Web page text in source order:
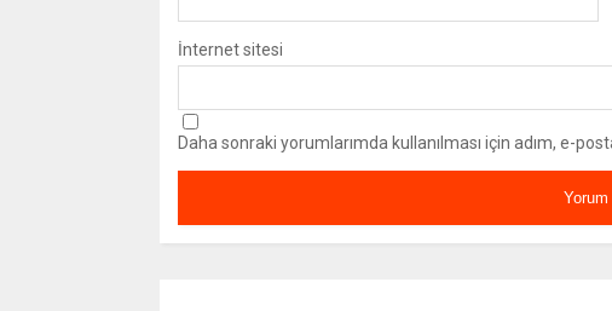
İnternet sitesi
Daha sonraki yorumlarımda kullanılması için adım, e-